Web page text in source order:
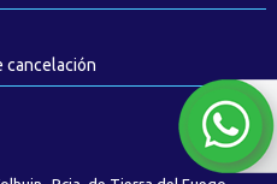
cancelación